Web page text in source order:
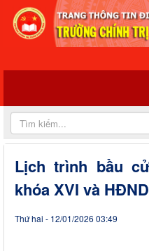
Lịch trình bầu
khóa XVI và
Thứ hai - 12/01/2026 03:49